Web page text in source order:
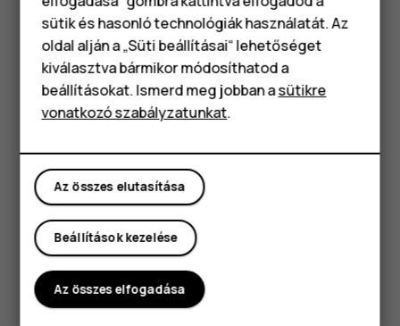
Okostelefonok
Klasszikus telefonok
Tartozékok
Táblagépek
Tipp:
Egy esemény szerkesztéséhez koppintson a
kívánt eseményre, majd amode_editlehetőségre, és
szerkessze a kívánt adatokat.
Találkozó törlése
Koppintson amore_vert>Törlés
Hasznosnak találtad?
sütik és hasonló technológiák használatát. Az
oldal alján a „Süti beállításai“ lehetőséget
kiválasztva bármikor módosíthatod a
beállításokat. Ismerd meg jobban asütikre
vonatkozó szabályzatunkat.
Az összes elutasítása
Beállítások kezelése
Az összes elfogadása